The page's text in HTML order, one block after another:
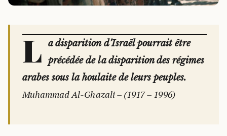
L a disparition d’Israël pourrait être
précédée de la disparition des régimes
arabes sous la houlaite de leurs peuples.
Muhammad Al-Ghazali – (1917 – 1996)